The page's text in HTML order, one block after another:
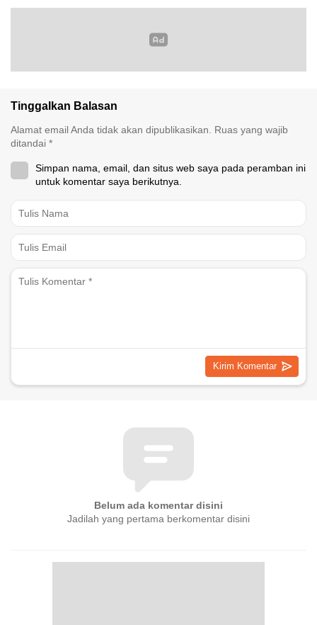
Tinggalkan Balasan
Alamat email Anda tidak akan dipublikasikan.
Ruas yang wajib
ditandai *
Simpan nama, email, dan situs web saya pada peramban ini
untuk komentar saya berikutnya.
Belum ada komentar disini
Jadilah yang pertama berkomentar disini